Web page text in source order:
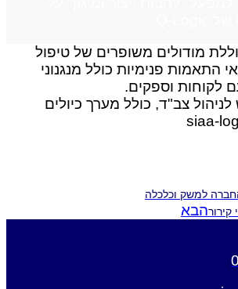
מודולים משופרים של טיפול
התאמות פנימיות כולל מנגנוני
לקוחות וספקים.
צב"ד, כולל מערך כיולים
למשק וכלכלה
קירורהבא